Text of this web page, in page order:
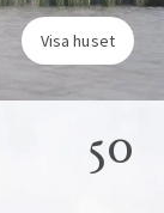
Visa huset
50